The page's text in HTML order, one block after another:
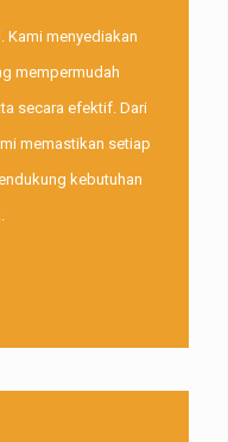
Kami menyediakan
mempermudah
secara efektif. Dari
memastikan setiap
kebutuhan